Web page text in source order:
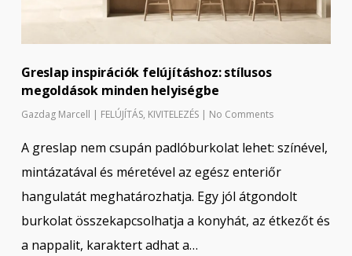
Greslap inspirációk felújításhoz: stílusos
megoldások minden helyiségbe
Gazdag Marcell | FELÚJÍTÁS, KIVITELEZÉS | No Comments
A greslap nem csupán padlóburkolat lehet: színével,
mintázatával és méretével az egész enteriőr
hangulatát meghatározhatja. Egy jól átgondolt
burkolat összekapcsolhatja a konyhát, az étkezőt és
a nappalit, karaktert adhat a…